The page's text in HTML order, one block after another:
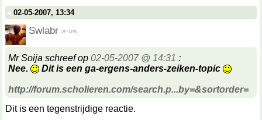
02-05-2007, 13:34
Swlabr
Mr Soija schreef op 02-05-2007 @ 14:31 :
Nee.
Dit is een ga-ergens-anders-zeiken-topic
http://forum.scholieren.com/search.p...by=&sortorder=
Dit is een tegenstrijdige reactie.